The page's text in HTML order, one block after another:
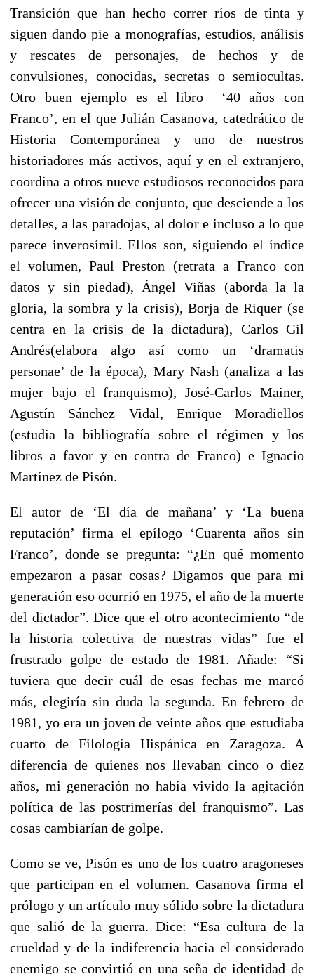
Transición que han hecho correr ríos de tinta y
siguen dando pie a monografías, estudios, análisis
y rescates de personajes, de hechos y de
convulsiones, conocidas, secretas o semiocultas.
Otro buen ejemplo es el libro ‘40 años con
Franco’, en el que Julián Casanova, catedrático de
Historia Contemporánea y uno de nuestros
historiadores más activos, aquí y en el extranjero,
coordina a otros nueve estudiosos reconocidos para
ofrecer una visión de conjunto, que desciende a los
detalles, a las paradojas, al dolor e incluso a lo que
parece inverosímil. Ellos son, siguiendo el índice
el volumen, Paul Preston (retrata a Franco con
datos y sin piedad), Ángel Viñas (aborda la la
gloria, la sombra y la crisis), Borja de Riquer (se
centra en la crisis de la dictadura), Carlos Gil
Andrés(elabora algo así como un ‘dramatis
personae’ de la época), Mary Nash (analiza a las
mujer bajo el franquismo), José-Carlos Mainer,
Agustín Sánchez Vidal, Enrique Moradiellos
(estudia la bibliografía sobre el régimen y los
libros a favor y en contra de Franco) e Ignacio
Martínez de Pisón.
El autor de ‘El día de mañana’ y ‘La buena
reputación’ firma el epílogo ‘Cuarenta años sin
Franco’, donde se pregunta: “¿En qué momento
empezaron a pasar cosas? Digamos que para mi
generación eso ocurrió en 1975, el año de la muerte
del dictador”. Dice que el otro acontecimiento “de
la historia colectiva de nuestras vidas” fue el
frustrado golpe de estado de 1981. Añade: “Si
tuviera que decir cuál de esas fechas me marcó
más, elegiría sin duda la segunda. En febrero de
1981, yo era un joven de veinte años que estudiaba
cuarto de Filología Hispánica en Zaragoza. A
diferencia de quienes nos llevaban cinco o diez
años, mi generación no había vivido la agitación
política de las postrimerías del franquismo”. Las
cosas cambiarían de golpe.
Como se ve, Pisón es uno de los cuatro aragoneses
que participan en el volumen. Casanova firma el
prólogo y un artículo muy sólido sobre la dictadura
que salió de la guerra. Dice: “Esa cultura de la
crueldad y de la indiferencia hacia el considerado
enemigo se convirtió en una seña de identidad de